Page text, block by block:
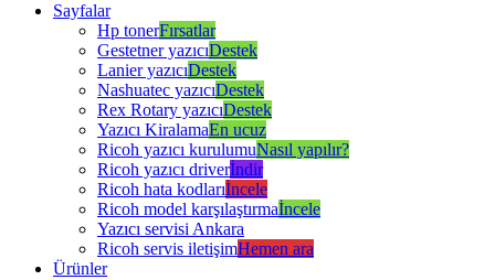
Sayfalar
Hp tonerFırsatlar
Gestetner yazıcıDestek
Lanier yazıcıDestek
Nashuatec yazıcıDestek
Rex Rotary yazıcıDestek
Yazıcı KiralamaEn ucuz
Ricoh yazıcı kurulumuNasıl yapılır?
Ricoh yazıcı driverİndir
Ricoh hata kodlarıİncele
Ricoh model karşılaştırmaİncele
Yazıcı servisi Ankara
Ricoh servis iletişimHemen ara
Ürünler